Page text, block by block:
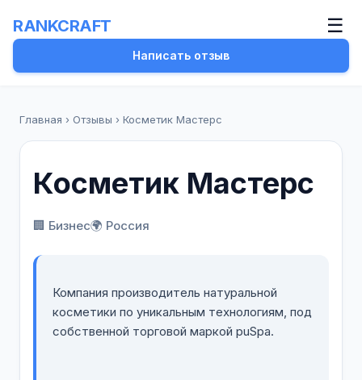
RANKCRAFT ☰
Написать отзыв
Главная › Отзывы › Косметик Мастерс
Косметик Мастерс
🏢 Бизнес🌍 Россия
Компания производитель натуральной
косметики по уникальным технологиям, под
собственной торговой маркой puSpa.